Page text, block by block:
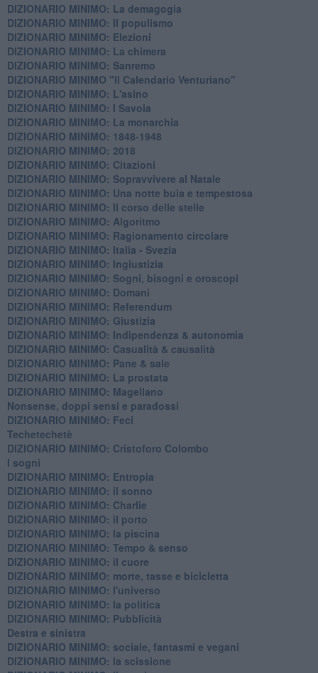
DIZIONARIO MINIMO: La demagogia
DIZIONARIO MINIMO: Il populismo
DIZIONARIO MINIMO: Elezioni
DIZIONARIO MINIMO: La chimera
DIZIONARIO MINIMO: Sanremo
DIZIONARIO MINIMO "Il Calendario Venturiano"
DIZIONARIO MINIMO: L'asino
DIZIONARIO MINIMO: I Savoia
DIZIONARIO MINIMO: La monarchia
DIZIONARIO MINIMO: 1848-1948
DIZIONARIO MINIMO: 2018
DIZIONARIO MINIMO: Citazioni
DIZIONARIO MINIMO: ​Sopravvivere al Natale
DIZIONARIO MINIMO: ​Una notte buia e tempestosa
DIZIONARIO MINIMO: Il corso delle stelle
DIZIONARIO MINIMO: Algoritmo
DIZIONARIO MINIMO: Ragionamento circolare
DIZIONARIO MINIMO: Italia - Svezia
DIZIONARIO MINIMO: ​Ingiustizia
DIZIONARIO MINIMO: ​Sogni, bisogni e oroscopi
DIZIONARIO MINIMO: Domani
DIZIONARIO MINIMO: Referendum
DIZIONARIO MINIMO: Giustizia
DIZIONARIO MINIMO: ​Indipendenza & autonomia
DIZIONARIO MINIMO: ​Casualità & causalità
​DIZIONARIO MINIMO: Pane & sale
DIZIONARIO MINIMO: La prostata
​DIZIONARIO MINIMO: Magellano
Nonsense, doppi sensi e paradossi
DIZIONARIO MINIMO: Feci
Techetechetè
DIZIONARIO MINIMO: Cristoforo Colombo
I sogni
DIZIONARIO MINIMO: Entropia
DIZIONARIO MINIMO: il sonno
DIZIONARIO MINIMO: Charlie
DIZIONARIO MINIMO: il porto
DIZIONARIO MINIMO: la piscina
DIZIONARIO MINIMO: Tempo & senso
DIZIONARIO MINIMO: il cuore
DIZIONARIO MINIMO: morte, tasse e bicicletta
DIZIONARIO MINIMO: l'universo
DIZIONARIO MINIMO: la politica
DIZIONARIO MINIMO: Pubblicità
Destra e sinistra
DIZIONARIO MINIMO: sociale, fantasmi e vegani
DIZIONARIO MINIMO: la scissione